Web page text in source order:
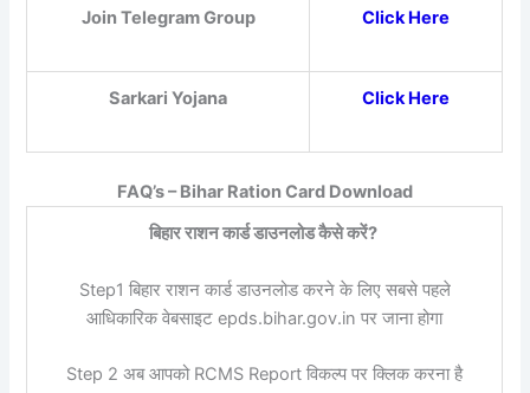
Join Telegram Group Click Here
Sarkari Yojana Click Here
FAQ’s – Bihar Ration Card Download
बिहार राशन कार्ड डाउनलोड कैसे करें?
Step1 बिहार राशन कार्ड डाउनलोड करने के लिए सबसे पहले
आधिकारिक वेबसाइट epds.bihar.gov.in पर जाना होगा
Step 2 अब आपको RCMS Report विकल्प पर क्लिक करना है